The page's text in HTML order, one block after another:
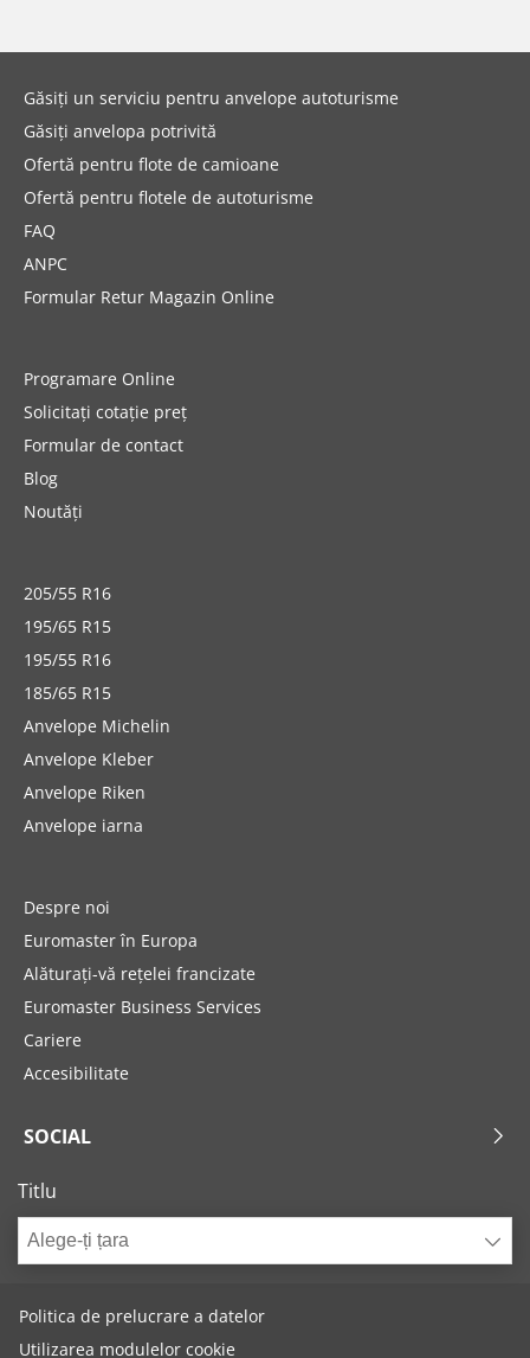
Găsiți un serviciu pentru anvelope autoturisme
Găsiți anvelopa potrivită
Ofertă pentru flote de camioane
Ofertă pentru flotele de autoturisme
FAQ
ANPC
Formular Retur Magazin Online
Programare Online
Solicitați cotație preț
Formular de contact
Blog
Noutăți
205/55 R16
195/65 R15
195/55 R16
185/65 R15
Anvelope Michelin
Anvelope Kleber
Anvelope Riken
Anvelope iarna
Despre noi
Euromaster în Europa
Alăturați-vă rețelei francizate
Euromaster Business Services
Cariere
Accesibilitate
SOCIAL
Titlu
Alege-ți țara
Politica de prelucrare a datelor
Utilizarea modulelor cookie